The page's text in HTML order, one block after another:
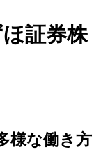
証券株
様な働き方